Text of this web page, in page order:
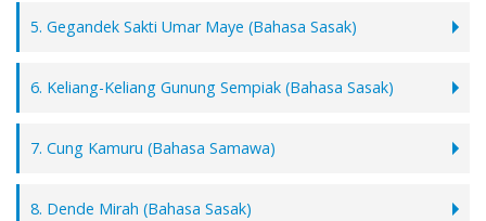
5. Gegandek Sakti Umar Maye (Bahasa Sasak)
6. Keliang-Keliang Gunung Sempiak (Bahasa Sasak)
7. Cung Kamuru (Bahasa Samawa)
8. Dende Mirah (Bahasa Sasak)